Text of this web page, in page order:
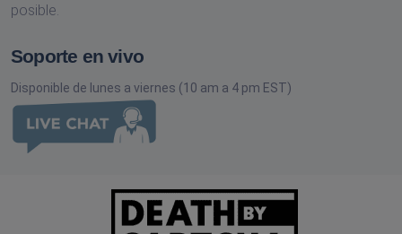
posible.
Soporte en vivo
Disponible de lunes a viernes (10 am a 4 pm EST)